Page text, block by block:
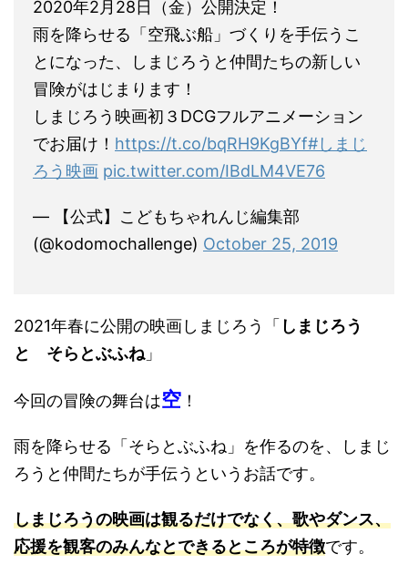
2020年2月28日（金）公開決定！
雨を降らせる「空飛ぶ船」づくりを手伝うこ
とになった、しまじろうと仲間たちの新しい
冒険がはじまります！
しまじろう映画初３DCGフルアニメーション
でお届け！ https://t.co/bqRH9KgBYf#しまじ
ろう映画 pic.twitter.com/IBdLM4VE76
— 【公式】こどもちゃれんじ編集部
(@kodomochallenge) October 25, 2019
2021年春に公開の映画しまじろう「 しまじろう
と そらとぶふね」
今回の冒険の舞台は空 ！
雨を降らせる「そらとぶふね」を作るのを、しまじ
ろうと仲間たちが手伝うというお話です。
しまじろうの映画は観るだけでなく、歌やダンス、
応援を観客のみんなとできるところが特徴です。